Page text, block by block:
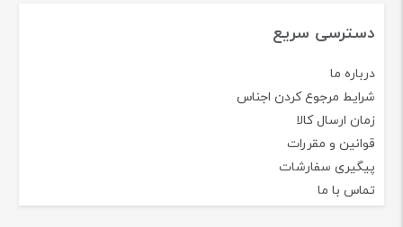
دسترسی سریع
درباره ما
شرایط مرجوع کردن اجناس
زمان ارسال کالا
قوانین و مقررات
پیگیری سفارشات
تماس با ما